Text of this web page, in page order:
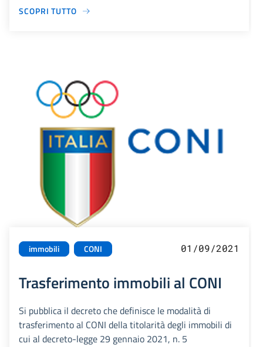
SCOPRI TUTTO
immobili CONI 01/09/2021
Trasferimento immobili al CONI
Si pubblica il decreto che definisce le modalità di
trasferimento al CONI della titolarità degli immobili di
cui al decreto-legge 29 gennaio 2021, n. 5